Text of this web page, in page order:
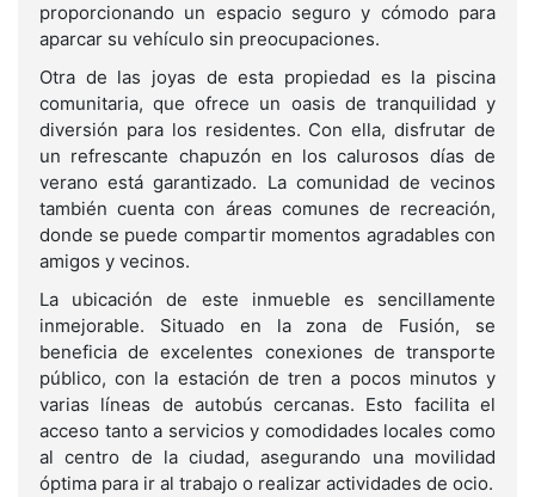
proporcionando un espacio seguro y cómodo para
aparcar su vehículo sin preocupaciones.
Otra de las joyas de esta propiedad es la piscina
comunitaria, que ofrece un oasis de tranquilidad y
diversión para los residentes. Con ella, disfrutar de
un refrescante chapuzón en los calurosos días de
verano está garantizado. La comunidad de vecinos
también cuenta con áreas comunes de recreación,
donde se puede compartir momentos agradables con
amigos y vecinos.
La ubicación de este inmueble es sencillamente
inmejorable. Situado en la zona de Fusión, se
beneficia de excelentes conexiones de transporte
público, con la estación de tren a pocos minutos y
varias líneas de autobús cercanas. Esto facilita el
acceso tanto a servicios y comodidades locales como
al centro de la ciudad, asegurando una movilidad
óptima para ir al trabajo o realizar actividades de ocio.